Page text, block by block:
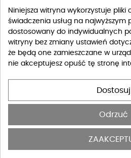
Niniejsza witryna wykorzystuje pliki
świadczenia usług na najwyższym
dostosowany do indywidualnych
witryny bez zmiany ustawień
że będą one zamieszczane w
nie akceptujesz opuść tę stronę
Dostosuj
Odrzuć